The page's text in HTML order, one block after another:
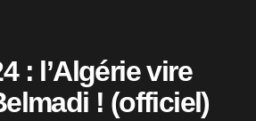
: l’Algérie vire
! (officiel)